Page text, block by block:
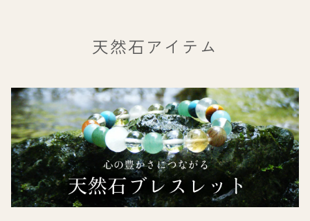
天然石アイテム